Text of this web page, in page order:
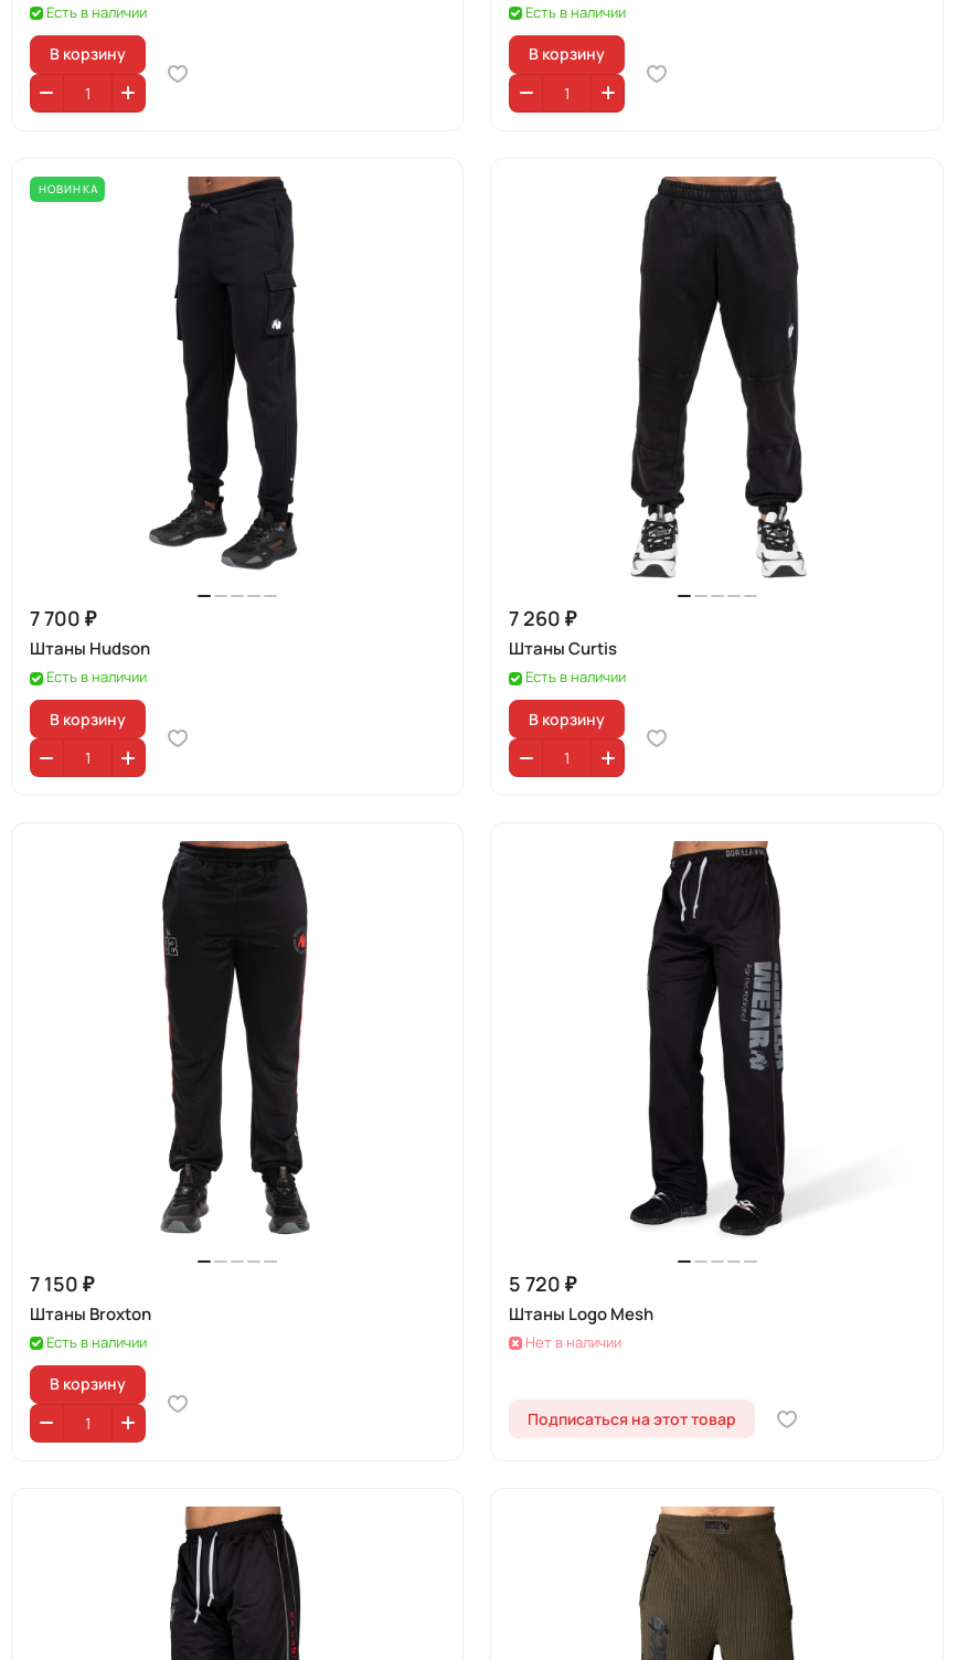
Есть в наличии
В корзину
Есть в наличии
В корзину
НОВИНКА
7 700 ₽
Штаны Hudson
Есть в наличии
В корзину
7 260 ₽
Штаны Curtis
Есть в наличии
В корзину
7 150 ₽
Штаны Broxton
Есть в наличии
В корзину
5 720 ₽
Штаны Logo Mesh
Нет в наличии
Подписаться на этот товар